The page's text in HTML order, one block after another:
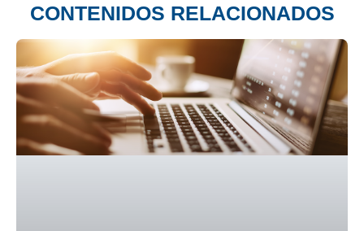
CONTENIDOS RELACIONADOS